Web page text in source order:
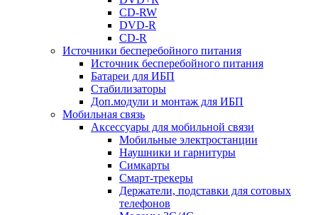
CD-RW
DVD-R
CD-R
Источники бесперебойного питания
Источник бесперебойного питания
Батареи для ИБП
Стабилизаторы
Доп.модули и монтаж для ИБП
Мобильная связь
Аксессуары для мобильной связи
Мобильные электростанции
Наушники и гарнитуры
Симкарты
Смарт-трекеры
Держатели, подставки для сотовых
телефонов